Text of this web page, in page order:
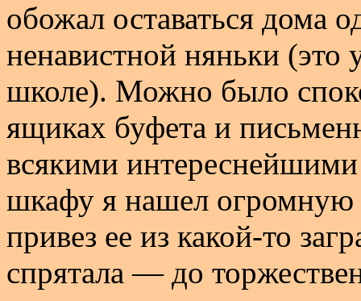
обожал оставаться дома
ненавистной няньки
школе). Можно было
ящиках буфета и
всякими
шкафу я нашел
привез ее из какой-то
спрятала — до